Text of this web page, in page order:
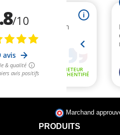
Marchand
PRODUITS